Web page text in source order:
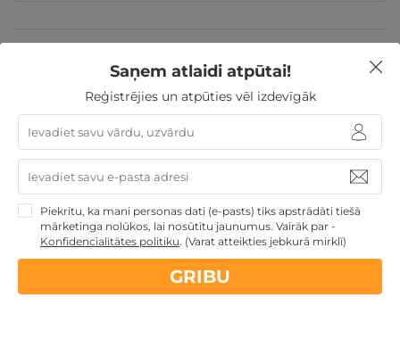
Atpūta pie jūras
Dāvanas Sieviešu dienā
Dāvanas ar SPA
Veselības atpūta -
sanatorijas, SPA viesnīcas
Dāvanas Mātes dienā
Nekādasapkalpošanas un administrācijasmaksas
naudas atmaksas garantija
Saņem atlaidi atpūtai!
Reģistrējies un atpūties vēl izdevīgāk
Piekrītu, ka mani personas dati (e-pasts) tiks apstrādāti tiešā
mārketinga nolūkos, lai nosūtītu jaunumus. Vairāk par -
Konfidencialitātes politiku. (Varat atteikties jebkurā mirklī)
GRIBU